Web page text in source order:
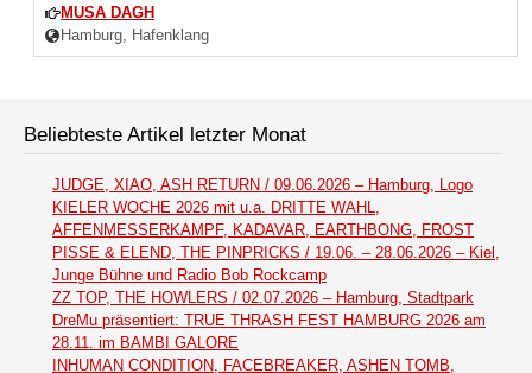
MUSA DAGH
Hamburg, Hafenklang
Beliebteste Artikel letzter Monat
JUDGE, XIAO, ASH RETURN / 09.06.2026 – Hamburg, Logo
KIELER WOCHE 2026 mit u.a. DRITTE WAHL,
AFFENMESSERKAMPF, KADAVAR, EARTHBONG, FROST
PISSE & ELEND, THE PINPRICKS / 19.06. – 28.06.2026 – Kiel,
Junge Bühne und Radio Bob Rockcamp
ZZ TOP, THE HOWLERS / 02.07.2026 – Hamburg, Stadtpark
DreMu präsentiert: TRUE THRASH FEST HAMBURG 2026 am
28.11. im BAMBI GALORE
INHUMAN CONDITION, FACEBREAKER, ASHEN TOMB,